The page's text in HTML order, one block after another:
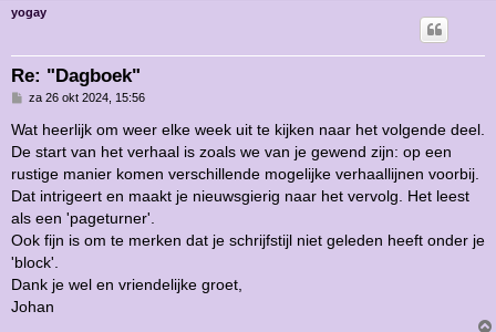
yogay
Re: "Dagboek"
B
r
c
h
t
za 26 okt 2024, 15:56
Wat heerlijk om weer elke week uit te kijken naar het volgende deel.
De start van het verhaal is zoals we van je gewend zijn: op een
rustige manier komen verschillende mogelijke verhaallijnen voorbij.
Dat intrigeert en maakt je nieuwsgierig naar het vervolg. Het leest
als een 'pageturner'.
Ook fijn is om te merken dat je schrijfstijl niet geleden heeft onder je
'block'.
Dank je wel en vriendelijke groet,
Johan